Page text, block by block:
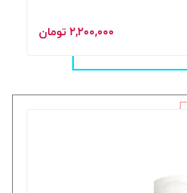
۲,۲۰۰,۰۰۰ تومان